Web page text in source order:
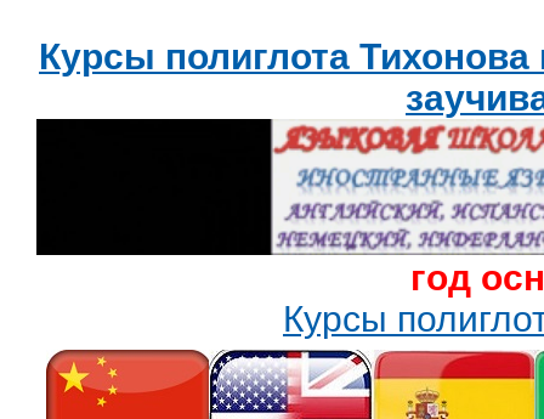
Курсы полиглота
год
Курсы